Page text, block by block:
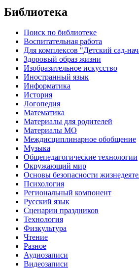
Библиотека
Поиск по библиотеке
Воспитательная работа
Для комплексов "Детский сад-
Здоровый образ жизни
Изобразительное искусство
Иностранный язык
Информатика
История
Логопедия
Математика
Материалы для родителей
Материалы МО
Междисциплинарное обобщение
Музыка
Общепедагогические технологии
Окружающий мир
Основы безопасности
Психология
Региональный компонент
Русский язык
Сценарии праздников
Технология
Физкультура
Чтение
Разное
Аудиозаписи
Видеозаписи